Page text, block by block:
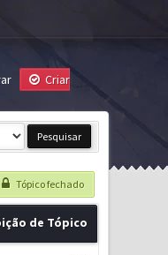
Criar
Tópico fechado
de Tópico